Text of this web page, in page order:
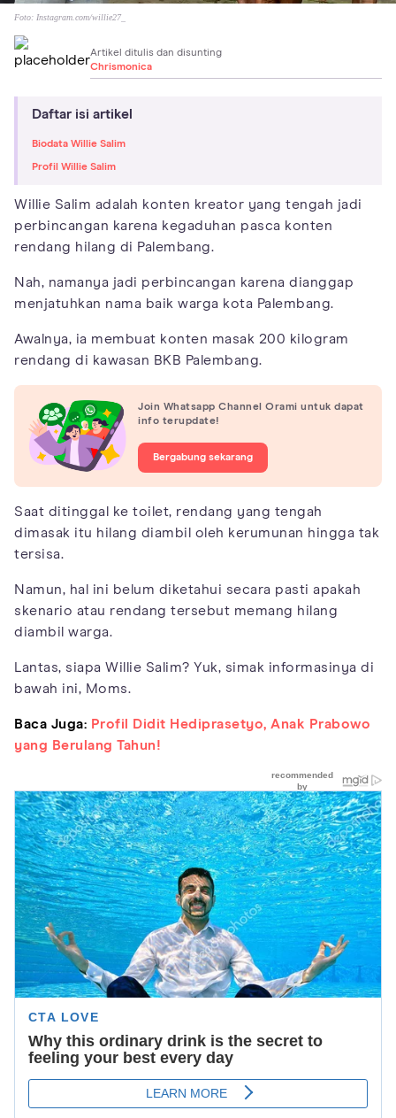
Foto: Instagram.com/willie27_
Artikel ditulis dan disunting
Chrismonica
Daftar isi artikel
Biodata Willie Salim
Profil Willie Salim
Willie Salim adalah konten kreator yang tengah jadi
perbincangan karena kegaduhan pasca konten
rendang hilang di Palembang.
Nah, namanya jadi perbincangan karena dianggap
menjatuhkan nama baik warga kota Palembang.
Awalnya, ia membuat konten masak 200 kilogram
rendang di kawasan BKB Palembang.
Join Whatsapp Channel Orami untuk dapat
info terupdate!
Bergabung sekarang
Saat ditinggal ke toilet, rendang yang tengah
dimasak itu hilang diambil oleh kerumunan hingga tak
tersisa.
Namun, hal ini belum diketahui secara pasti apakah
skenario atau rendang tersebut memang hilang
diambil warga.
Lantas, siapa Willie Salim? Yuk, simak informasinya di
bawah ini, Moms.
Baca Juga: Profil Didit Hediprasetyo, Anak Prabowo
yang Berulang Tahun!